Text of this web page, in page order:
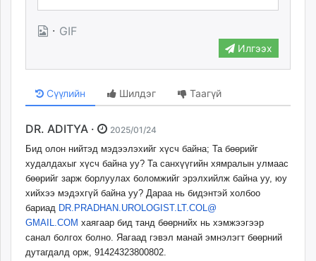
· GIF
Илгээх
Сүүлийн Шилдэг Таагүй
DR. ADITYA ·
2025/01/24
Бид олон нийтэд мэдээлэхийг хүсч байна; Та бөөрийг
худалдахыг хүсч байна уу? Та санхүүгийн хямралын улмаас
бөөрийг зарж борлуулах боломжийг эрэлхийлж байна уу, юу
хийхээ мэдэхгүй байна уу? Дараа нь бидэнтэй холбоо
бариад DR.PRADHAN.UROLOGIST.LT.COL@
GMAIL.COM хаягаар бид танд бөөрнийх нь хэмжээгээр
санал болгох болно. Яагаад гэвэл манай эмнэлэгт бөөрний
дутагдалд орж, 91424323800802.